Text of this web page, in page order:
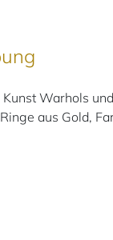
Warhols
aus Gold,